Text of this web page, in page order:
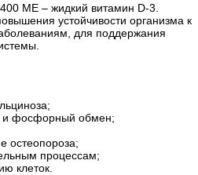
МЕ – жидкий витамин D-3.
устойчивости организма к
для поддержания
и фосфорный обмен;
остеопороза;
процессам;
клеток.